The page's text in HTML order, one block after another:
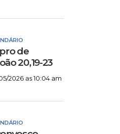
de
20,19-23
2026 as 10:04 am